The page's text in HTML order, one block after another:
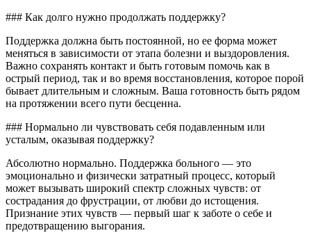
### Как долго нужно продолжать поддержку?
Поддержка должна быть постоянной, но ее форма может
меняться в зависимости от этапа болезни и выздоровления.
Важно сохранять контакт и быть готовым помочь как в
острый период, так и во время восстановления, которое порой
бывает длительным и сложным. Ваша готовность быть рядом
на протяжении всего пути бесценна.
### Нормально ли чувствовать себя подавленным или
усталым, оказывая поддержку?
Абсолютно нормально. Поддержка больного — это
эмоционально и физически затратный процесс, который
может вызывать широкий спектр сложных чувств: от
сострадания до фрустрации, от любви до истощения.
Признание этих чувств — первый шаг к заботе о себе и
предотвращению выгорания.